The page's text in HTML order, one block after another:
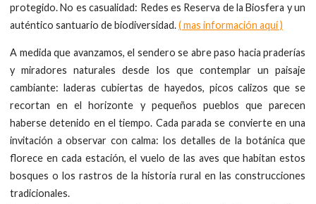
protegido. No es casualidad: Redes es Reserva de la Biosfera y un
auténtico santuario de biodiversidad.( mas información aquí )
A medida que avanzamos, el sendero se abre paso hacia praderías
y miradores naturales desde los que contemplar un paisaje
cambiante: laderas cubiertas de hayedos, picos calizos que se
recortan en el horizonte y pequeños pueblos que parecen
haberse detenido en el tiempo. Cada parada se convierte en una
invitación a observar con calma: los detalles de la botánica que
florece en cada estación, el vuelo de las aves que habitan estos
bosques o los rastros de la historia rural en las construcciones
tradicionales.